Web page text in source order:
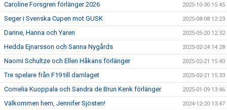
Caroline Forsgren förlänger 2026 2025-10-30 15:45
Seger i Svenska Cupen mot GUSK 2025-08-08 12:23
Darine, Hanna och Yaren 2025-05-20 12:32
Hedda Ejnarsson och Sanna Nygårds 2025-02-24 14:28
Naomi Schultze och Ellen Håkans förlänger 2025-02-21 15:40
Tre spelare från F19 till damlaget 2025-02-21 15:33
Cornelia Kuoppala och Sandra de Brun Kenk förlänger 2025-01-09 13:46
Välkommen hem, Jennifer Sjösten! 2024-12-20 13:47